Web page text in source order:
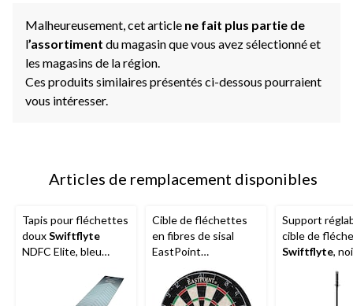
Malheureusement, cet article ne fait plus partie de
l’assortiment du magasin que vous avez sélectionné et
les magasins de la région.
Ces produits similaires présentés ci-dessous pourraient
vous intéresser.
Articles de remplacement disponibles
Tapis pour fléchettes
douxSwiftflyte
NDFC Elite, bleu
Cible de fléchettes
en fibres de sisal
EastPoint
Stonebridge avec
cible sans agrafes,
taille officielle
Support
cible de
Swiftflyte,